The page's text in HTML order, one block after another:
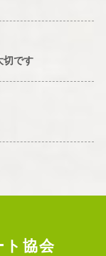
切です
ト協会